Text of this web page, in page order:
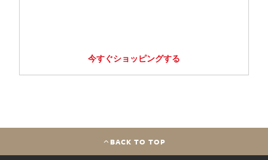
今すぐショッピングする
BACK TO TOP